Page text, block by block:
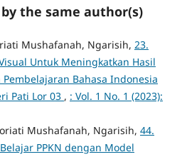
the same author(s)
Mushafanah, Ngarisih, 23.
Untuk Meningkatkan Hasil
Pembelajaran Bahasa Indonesia
Pati Lor 03 , : Vol. 1 No. 1 (2023):
Mushafanah, Ngarisih, 44.
PPKN dengan Model